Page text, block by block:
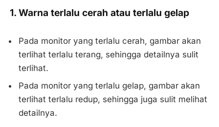
1. Warna terlalu cerah atau terlalu gelap
Pada monitor yang terlalu cerah, gambar akan
terlihat terlalu terang, sehingga detailnya sulit
terlihat.
Pada monitor yang terlalu gelap, gambar akan
terlihat terlalu redup, sehingga juga sulit melihat
detailnya.